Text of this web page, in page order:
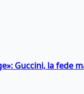
Guccini, la fede